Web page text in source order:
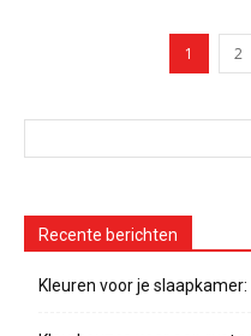
1 2
Recente berichten
Kleuren voor je